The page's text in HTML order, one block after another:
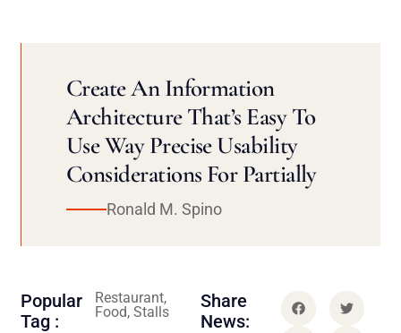
Create An Information
Architecture That’s Easy To
Use Way Precise Usability
Considerations For Partially
Ronald M. Spino
Popular
Tag :
Restaurant,
Food, Stalls
Share
News: